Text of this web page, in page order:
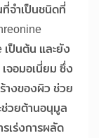
ที่จำเป็นชนิดที่
ป็นต้น และยัง
จอมอเนี่ยม ซึ่ง
างของผิว ช่วย
วยต้านอนุมูล
เร่งการผลัด